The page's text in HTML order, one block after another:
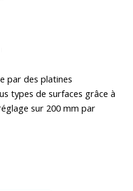
par des platines
types de surfaces grâce à
sur 200 mm par